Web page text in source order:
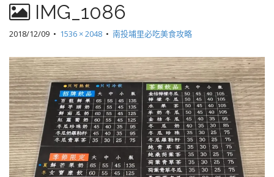
IMG_1086
2018/12/09 • 1536 × 2048 • 南投埔里必吃美食攻略